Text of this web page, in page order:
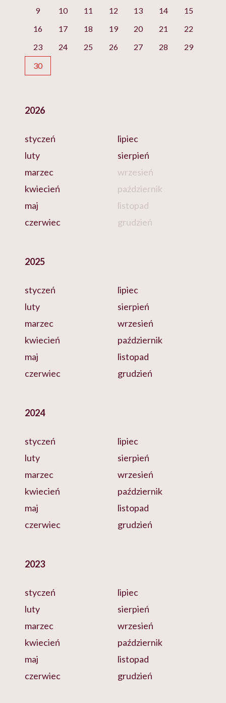
9
10 11 12 13 14
15
16
17 18 19 20 21
22
23
24 25 26 27 28
29
30
2026
styczeń
luty
marzec
kwiecień
maj
czerwiec
lipiec
sierpień
wrzesień
październik
listopad
grudzień
2025
styczeń
luty
marzec
kwiecień
maj
czerwiec
lipiec
sierpień
wrzesień
październik
listopad
grudzień
2024
styczeń
luty
marzec
kwiecień
maj
czerwiec
lipiec
sierpień
wrzesień
październik
listopad
grudzień
2023
styczeń
luty
marzec
kwiecień
maj
czerwiec
lipiec
sierpień
wrzesień
październik
listopad
grudzień